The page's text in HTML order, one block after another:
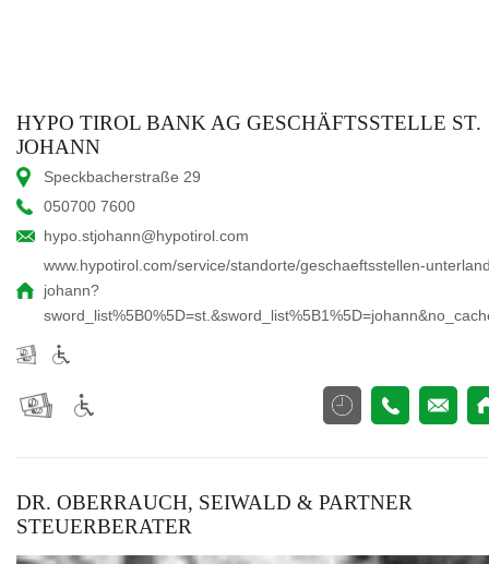
HYPO TIROL BANK AG GESCHÄFTSSTELLE ST.
JOHANN
Speckbacherstraße 29
050700 7600
hypo.stjohann@hypotirol.com
www.hypotirol.com/service/standorte/geschaeftsstellen-
johann?
DR. OBERRAUCH, SEIWALD & PARTNER
STEUERBERATER